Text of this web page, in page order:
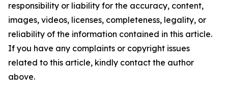
responsibility or liability for the accuracy, content,
images, videos, licenses, completeness, legality, or
reliability of the information contained in this article.
If you have any complaints or copyright issues
related to this article, kindly contact the author
above.